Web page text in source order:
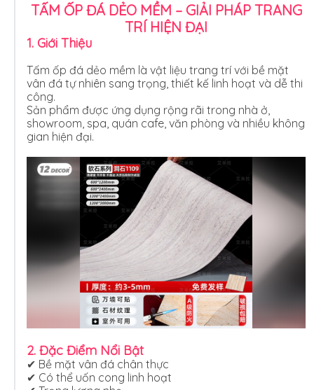
TẤM ỐP ĐÁ DẺO MỀM – GIẢI PHÁP TRANG
TRÍ HIỆN ĐẠI
1. Giới Thiệu
Tấm ốp đá dẻo mềm là vật liệu trang trí với bề mặt
vân đá tự nhiên sang trọng, thiết kế linh hoạt và dễ thi
công.
Sản phẩm được ứng dụng rộng rãi trong nhà ở,
showroom, spa, quán cafe, văn phòng và nhiều không
gian hiện đại.
2. Đặc Điểm Nổi Bật
✔ Bề mặt vân đá chân thực
✔ Có thể uốn cong linh hoạt